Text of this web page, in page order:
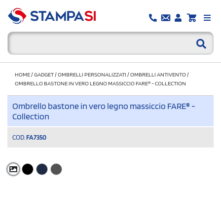
HOME/GADGET/OMBRELLI PERSONALIZZATI /OMBRELLI ANTIVENTO/
OMBRELLO BASTONE IN VERO LEGNO MASSICCIO FARE® - COLLECTION
Ombrello bastone in vero legno massiccio FARE® -
Collection
COD. FA7350